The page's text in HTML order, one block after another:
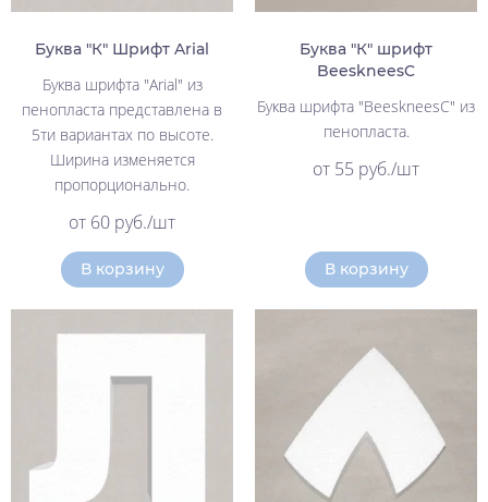
Буква "К" Шрифт Arial
Буква шрифта "Arial" из
пенопласта представлена в
5ти вариантах по высоте.
Ширина изменяется
пропорционально.
от 60 руб./шт
В корзину
Буква "К" шрифт
BeeskneesC
Буква шрифта "BeeskneesC" из
пенопласта.
от 55 руб./шт
В корзину